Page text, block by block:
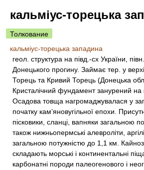
кальміус-торецька
Толкование
кальміус-торецька западина
геол. структура на півд.-сх України,
Донецького прогину. Займає тер. у
Торець та Кривий Торець (Донецька
Кристалічний фундамент занурений на
Осадова товща нагромаджувалася у
початку кам’яновугільної епохи.
пісковики, сланці, вапняки загальною
також нижньопермські алевроліти,
загальною потужністю до 1,1 км.
складають морські і континентальні
карбонатні породи палеогенового і